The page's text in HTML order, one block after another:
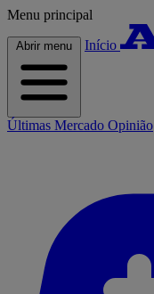
Menu principal
Abrir menu Início
Últimas Mercado Opinião